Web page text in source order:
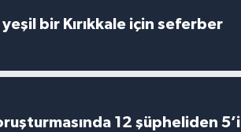
yeşil bir Kırıkkale için seferber
12 şüpheliden 5’i